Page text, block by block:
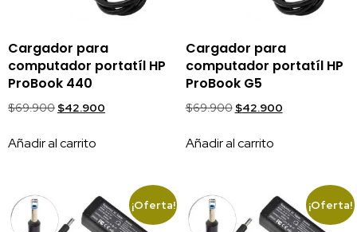
Cargador para
computador portatíl HP
ProBook 440
$69.900 $42.900
Añadir al carrito
Cargador para
computador portatíl HP
ProBook G5
$69.900 $42.900
Añadir al carrito
¡Oferta! ¡Oferta!